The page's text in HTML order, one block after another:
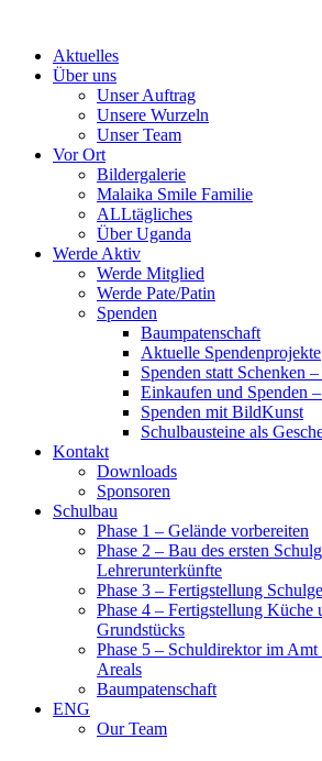
contentAktuelles
Über uns
Unser Auftrag
Unsere Wurzeln
Unser Team
Vor Ort
Bildergalerie
Malaika Smile Familie
ALLtägliches
Über Uganda
Werde Aktiv
Werde Mitglied
Werde Pate/Patin
Spenden
Baumpatenschaft
Aktuelle Spendenprojekte
Spenden statt Schenken
Einkaufen und Spenden
Spenden mit BildKunst
Schulbausteine als
Kontakt
Downloads
Sponsoren
Schulbau
Phase 1 – Gelände vorbereiten
Phase 2 – Bau des ersten
Lehrerunterkünfte
Phase 3 – Fertigstellung
Phase 4 – Fertigstellung Küche
Grundstücks
Phase 5 – Schuldirektor im
Areals
Baumpatenschaft
ENG
Our Team